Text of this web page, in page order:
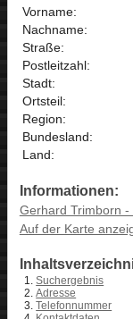
Vorname:
Nachname:
Straße:
Postleitzahl:
Stadt:
Ortsteil:
Region:
Bundesland:
Land:
Informationen:
Gerhard Trimborn
Auf der Karte
Suchergebnis
Adresse
Telefonnummer